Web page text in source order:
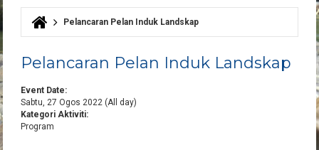
Harap maklum
Anda di sini
Pelancaran Pelan Induk Landskap
Pelancaran Pelan Induk Landskap
Event Date:
Sabtu, 27 Ogos 2022 (All day)
Kategori Aktiviti:
Program